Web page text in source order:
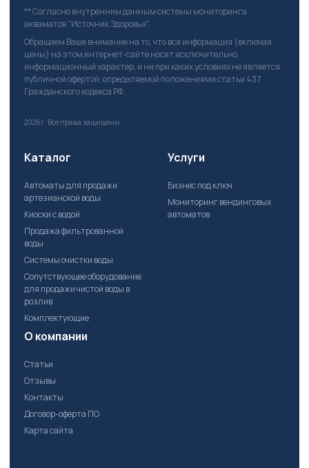
** Согласно внутренним данным системы мониторинга
акваматов "Источник Здоровья".
Обращаем Ваше внимание на то, что вся информация (включая
цены) на этом интернет-сайте носит исключительно
информационный характер, и ни при каких условиях не является
публичной офертой, определяемой положениями статьи 437
Гражданского кодекса РФ.
2026г. Все права защищены.
Каталог
Автоматы для продажи
артезианской воды
Киоски с водой
Продажа фильтрованной
воды
Системы очистки воды
Сопутствующее оборудование
для продажи чистой воды в
розлив
Комплектующие
Услуги
Бизнес под ключ
Мониторинг вендинговых
автоматов
О компании
Статьи
Отзывы
Контакты
Договор-оферта ПО
Карта сайта